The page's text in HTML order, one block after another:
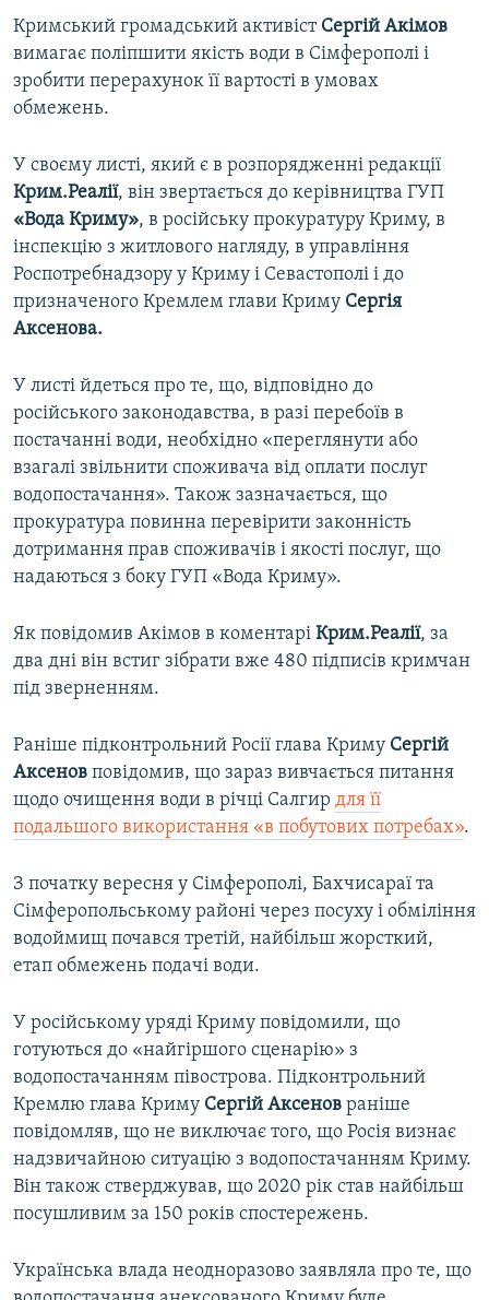
Усі сайти RFE/RL
Кримський громадський активіст Сергій Акімов
вимагає поліпшити якість води в Сімферополі і
зробити перерахунок її вартості в умовах
обмежень.
У своєму листі, який є в розпорядженні редакції
Крим.Реалії, він звертається до керівництва ГУП
«Вода Криму», в російську прокуратуру Криму, в
інспекцію з житлового нагляду, в управління
Роспотребнадзору у Криму і Севастополі і до
призначеного Кремлем глави Криму Сергія
Аксенова.
У листі йдеться про те, що, відповідно до
російського законодавства, в разі перебоїв в
постачанні води, необхідно «переглянути або
взагалі звільнити споживача від оплати послуг
водопостачання». Також зазначається, що
прокуратура повинна перевірити законність
дотримання прав споживачів і якості послуг, що
надаються з боку ГУП «Вода Криму».
Як повідомив Акімов в коментарі Крим.Реалії, за
два дні він встиг зібрати вже 480 підписів кримчан
під зверненням.
Раніше підконтрольний Росії глава Криму Сергій
Аксенов повідомив, що зараз вивчається питання
щодо очищення води в річці Салгир для її
подальшого використання «в побутових потребах».​
З початку вересня у Сімферополі, Бахчисараї та
Сімферопольському районі через посуху і обміління
водоймищ почався третій, найбільш жорсткий,
етап обмежень подачі води.
У російському уряді Криму повідомили, що
готуються до «найгіршого сценарію» з
водопостачанням півострова. Підконтрольний
Кремлю глава Криму Сергій Аксенов раніше
повідомляв, що не виключає того, що Росія визнає
надзвичайною ситуацію з водопостачанням Криму.
Він також стверджував, що 2020 рік став найбільш
посушливим за 150 років спостережень.
Українська влада неодноразово заявляла про те, що